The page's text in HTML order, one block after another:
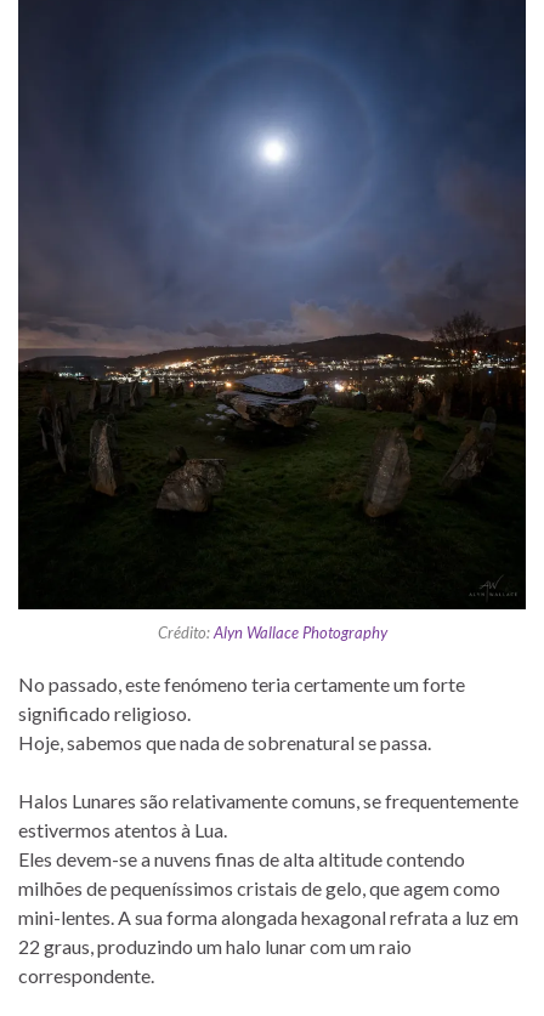
Crédito:Alyn Wallace Photography
No passado, este fenómeno teria certamente um forte
significado religioso.
Hoje, sabemos que nada de sobrenatural se passa.
Halos Lunares são relativamente comuns, se frequentemente
estivermos atentos à Lua.
Eles devem-se a nuvens finas de alta altitude contendo
milhões de pequeníssimos cristais de gelo, que agem como
mini-lentes. A sua forma alongada hexagonal refrata a luz em
22 graus, produzindo um halo lunar com um raio
correspondente.